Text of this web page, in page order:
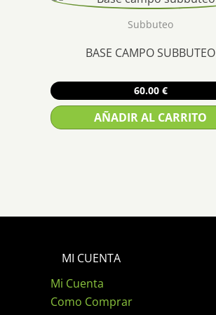
Subbuteo
BASE CAMPO SUBBUTEO
60.00 €
AÑADIR AL CARRITO
MI CUENTA
Mi Cuenta
Como Comprar